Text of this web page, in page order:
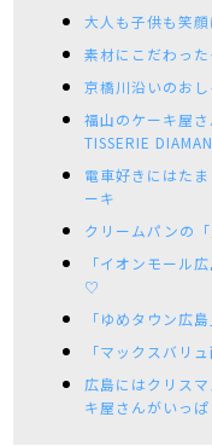
大人も子供も笑
素材にこだわっ
京橋川沿いのおし
福山のケーキ屋
TISSERIE
電車好きにはた
ーキ
クリームパンの
「イオンモール
♡
「ゆめタウン広
「マックスバリ
広島にはクリス
キ屋さんがいっぱ